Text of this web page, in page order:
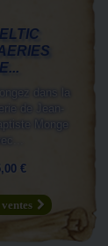
dans la
de Jean-
Monge
€